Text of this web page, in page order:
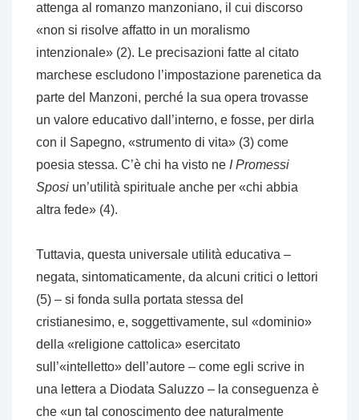
attenga al romanzo manzoniano, il cui discorso
«non si risolve affatto in un moralismo
intenzionale» (2). Le precisazioni fatte al citato
marchese escludono l’impostazione parenetica da
parte del Manzoni, perché la sua opera trovasse
un valore educativo dall’interno, e fosse, per dirla
con il Sapegno, «strumento di vita» (3) come
poesia stessa. C’è chi ha visto ne I Promessi
Sposi un’utilità spirituale anche per «chi abbia
altra fede» (4).
Tuttavia, questa universale utilità educativa –
negata, sintomaticamente, da alcuni critici o lettori
(5) – si fonda sulla portata stessa del
cristianesimo, e, soggettivamente, sul «dominio»
della «religione cattolica» esercitato
sull’«intelletto» dell’autore – come egli scrive in
una lettera a Diodata Saluzzo – la conseguenza è
che «un tal conoscimento dee naturalmente